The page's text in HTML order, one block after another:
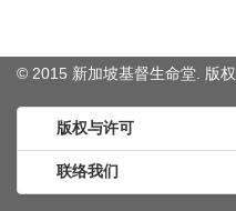
© 2015 新加坡基督生命堂. 版权
版权与许可
联络我们